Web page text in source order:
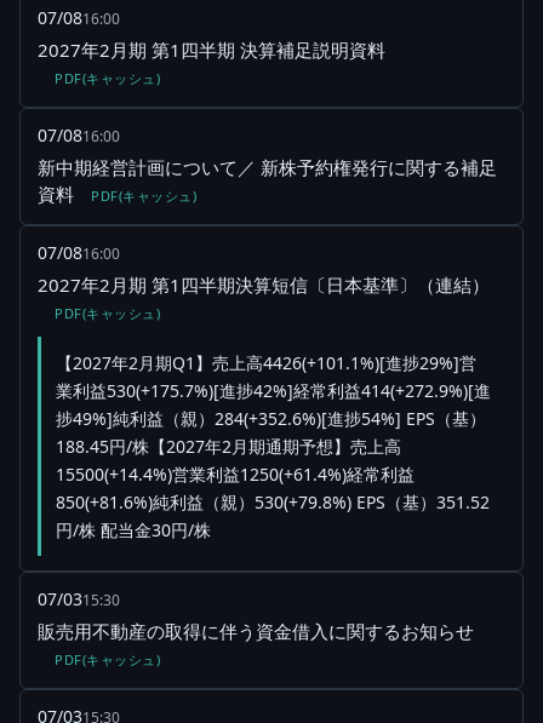
07/0816:00
2027年2月期 第1四半期 決算補足説明資料
PDF(キャッシュ)
07/0816:00
新中期経営計画について／ 新株予約権発行に関する補足
資料
PDF(キャッシュ)
07/0816:00
2027年2月期 第1四半期決算短信〔日本基準〕（連結）
PDF(キャッシュ)
【2027年2月期Q1】売上高4426(+101.1%)[進捗29%]営
業利益530(+175.7%)[進捗42%]経常利益414(+272.9%)[進
捗49%]純利益（親）284(+352.6%)[進捗54%] EPS（基）
188.45円/株【2027年2月期通期予想】売上高
15500(+14.4%)営業利益1250(+61.4%)経常利益
850(+81.6%)純利益（親）530(+79.8%) EPS（基）351.52
円/株 配当金30円/株
07/0315:30
販売用不動産の取得に伴う資金借入に関するお知らせ
PDF(キャッシュ)
07/0315:30